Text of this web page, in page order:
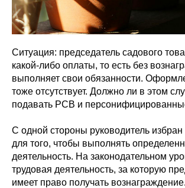
Ситуация: председатель садового
какой-либо оплаты, то есть без
выполняет свои обязанности.
тоже отсутствует. Должно ли в этом
подавать РСВ и
С одной стороны руководитель избран
для того, чтобы выполнять
деятельность. На законодательном
трудовая деятельность, за которую
имеет право получать